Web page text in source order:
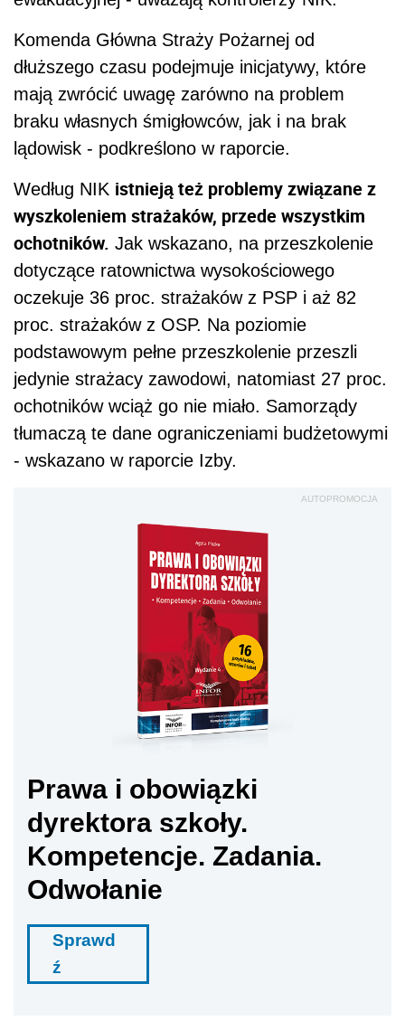
Komenda Główna Straży Pożarnej od
dłuższego czasu podejmuje inicjatywy, które
mają zwrócić uwagę zarówno na problem
braku własnych śmigłowców, jak i na brak
lądowisk - podkreślono w raporcie.
Według NIK istnieją też problemy związane z
wyszkoleniem strażaków, przede wszystkim
ochotników. Jak wskazano, na przeszkolenie
dotyczące ratownictwa wysokościowego
oczekuje 36 proc. strażaków z PSP i aż 82
proc. strażaków z OSP. Na poziomie
podstawowym pełne przeszkolenie przeszli
jedynie strażacy zawodowi, natomiast 27 proc.
ochotników wciąż go nie miało. Samorządy
tłumaczą te dane ograniczeniami budżetowymi
- wskazano w raporcie Izby.
AUTOPROMOCJA
Prawa i obowiązki
dyrektora szkoły.
Kompetencje. Zadania.
Odwołanie
Sprawd
ź